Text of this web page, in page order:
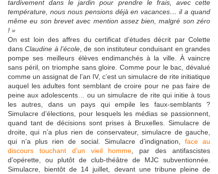
tardivement dans le jardin pour prendre le frais, avec cette
température, nous nous pensions déjà en vacances… il a quand
même eu son brevet avec mention assez bien, malgré son zéro
! »
On est loin des affres du certificat d’études décrit par Colette
dansClaudine à l’école , de son instituteur conduisant en grandes
pompe ses meilleurs élèves endimanchés à la ville. À vaincre
sans péril, on triomphe sans gloire. Comme pour le bac, dévalué
comme un assignat de l’an IV, c’est un simulacre de rite initiatique
auquel les adultes font semblant de croire pour ne pas faire de
peine aux adolescents… ou un simulacre de rite qui initie à tous
les autres, dans un pays qui empile les faux-semblants ?
Simulacre d’élections, pour lesquels les médias se passionnent,
quand tant de décisions sont prises à Bruxelles. Simulacre de
droite, qui n’a plus rien de conservateur, simulacre de gauche,
qui n’a plus rien de social. Simulacre d’indignation,
face au
discours touchant d’un vieil homme , par des antifascistes
d’opérette, ou plutôt de club-théâtre de MJC subventionnée.
Simulacre, bientôt de 14 juillet, devant une tribune pleine de